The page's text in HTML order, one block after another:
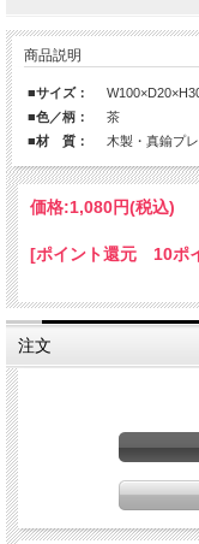
商品説明
■サイズ：
■色／柄：
茶
■材 質：
木製・真鍮プ
価格:1,080円(税込)
[ポイント還元 10ポ
注文